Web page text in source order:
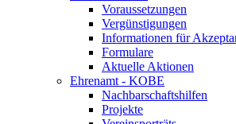
Voraussetzungen
Vergünstigungen
Informationen für
Formulare
Aktuelle Aktionen
Ehrenamt - KOBE
Nachbarschaftshilfen
Projekte